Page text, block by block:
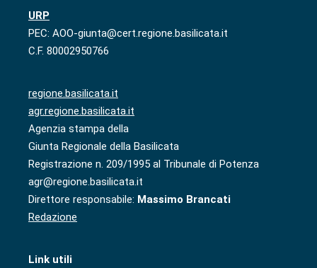
URP
PEC: AOO-giunta@cert.regione.basilicata.it
C.F. 80002950766
regione.basilicata.it
agr.regione.basilicata.it
Agenzia stampa della
Giunta Regionale della Basilicata
Registrazione n. 209/1995 al Tribunale di Potenza
agr@regione.basilicata.it
Direttore responsabile: Massimo Brancati
Redazione
Link utili